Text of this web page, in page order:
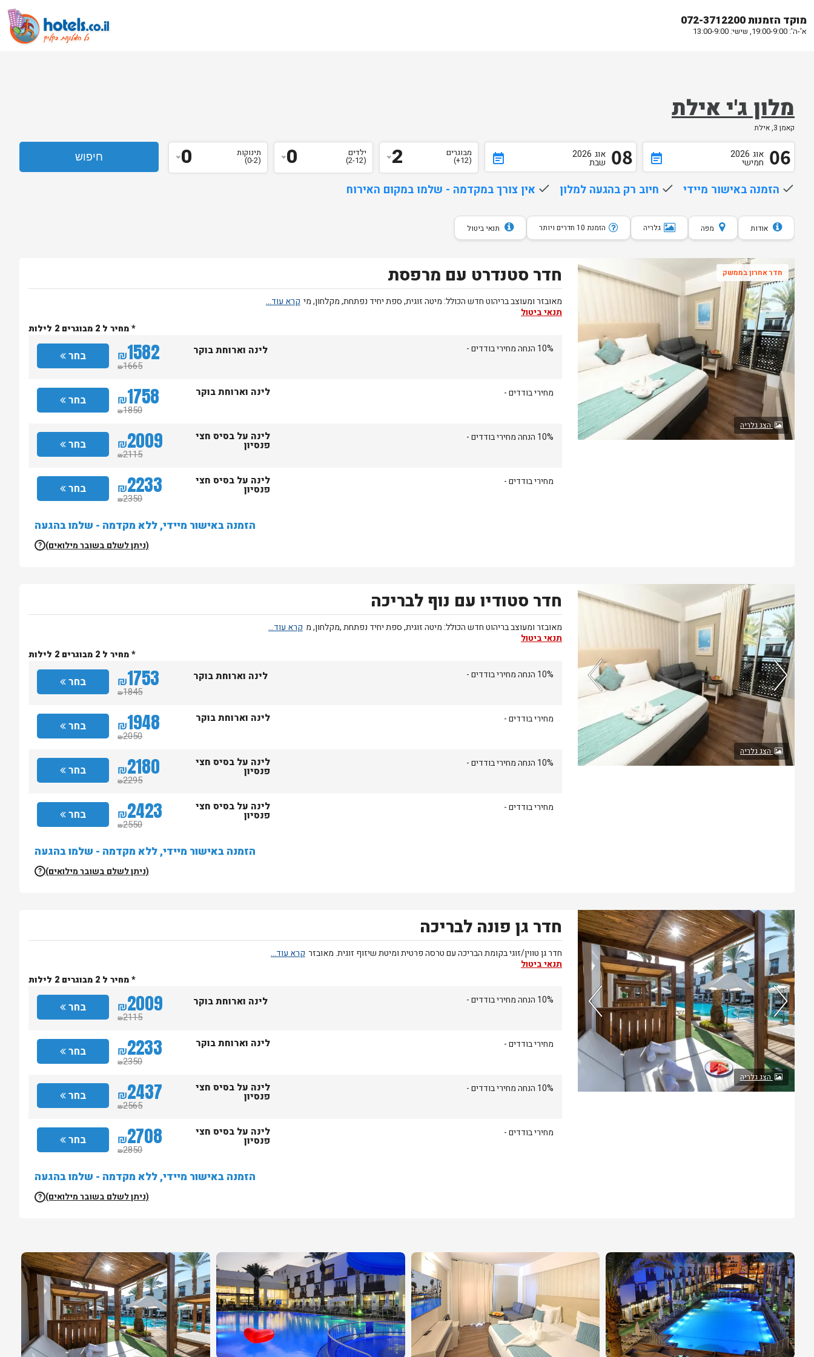
מוקד הזמנות 072-3712200
א'-ה': 19:00-9:00, שישי: 13:00-9:00
מלון ג'י אילת
קאמן 3, אילת
event_note 06 אוג 2026
חמישי event_note 08 אוג 2026
שבת
מבוגרים
(12+)
2 ילדים
(2-12)
0 תינוקות
(0-2)
0
done הזמנה באישור מיידי done חיוב רק בהגעה למלון done אין צורך במקדמה - שלמו במקום האירוח
אודות מפה גלריה הזמנת 10 חדרים ויותר תנאי ביטול
חדר אחרון בממשק
הצג גלריה
חדר סטנדרט עם מרפסת
מאובזר ומעוצב בריהוט חדש הכולל: מיטה זוגית, ספת יחיד נפתחת, מקלחון, מי
תנאי ביטול
* מחיר ל 2 מבוגרים 2 לילות
10% הנחה מחירי בודדים -
בחר ₪1582
₪1665
לינה וארוחת בוקר
מחירי בודדים - בחר ₪1758
₪1850
לינה וארוחת בוקר
10% הנחה מחירי בודדים - בחר ₪2009
₪2115
לינה על בסיס חצי
פנסיון
מחירי בודדים - בחר ₪2233
₪2350
לינה על בסיס חצי
פנסיון
הזמנה באישור מיידי, ללא מקדמה - שלמו בהגעה
(ניתן לשלם בשובר מילואים) ?
נותרו 4 חדרים אחרונים בממשק!
הצג גלריה
חדר סטודיו עם נוף לבריכה
מאובזר ומעוצב בריהוט חדש הכולל: מיטה זוגית, ספת יחיד נפתחת ,מקלחון, מ
תנאי ביטול
* מחיר ל 2 מבוגרים 2 לילות
10% הנחה מחירי בודדים -
בחר ₪1753
₪1845
לינה וארוחת בוקר
מחירי בודדים - בחר ₪1948
₪2050
לינה וארוחת בוקר
10% הנחה מחירי בודדים - בחר ₪2180
₪2295
לינה על בסיס חצי
פנסיון
מחירי בודדים - בחר ₪2423
₪2550
לינה על בסיס חצי
פנסיון
הזמנה באישור מיידי, ללא מקדמה - שלמו בהגעה
(ניתן לשלם בשובר מילואים) ?
נותרו 4 חדרים אחרונים בממשק!
הצג גלריה
חדר גן פונה לבריכה
חדר גן טווין/זוגי בקומת הבריכה עם טרסה פרטית ומיטת שיזוף זוגית. מאובזר
תנאי ביטול
* מחיר ל 2 מבוגרים 2 לילות
10% הנחה מחירי בודדים -
בחר ₪2009
₪2115
לינה וארוחת בוקר
מחירי בודדים - בחר ₪2233
₪2350
לינה וארוחת בוקר
10% הנחה מחירי בודדים - בחר ₪2437
₪2565
לינה על בסיס חצי
פנסיון
מחירי בודדים - בחר ₪2708
₪2850
לינה על בסיס חצי
פנסיון
הזמנה באישור מיידי, ללא מקדמה - שלמו בהגעה
(ניתן לשלם בשובר מילואים) ?